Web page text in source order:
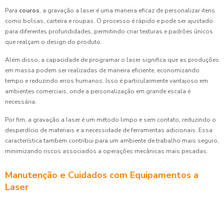
Para couros, a gravação a laser é uma maneira eficaz de personalizar itens
como bolsas, carteira e roupas. O processo é rápido e pode ser ajustado
para diferentes profundidades, permitindo criar texturas e padrões únicos
que realçam o design do produto.
Além disso, a capacidade de programar o laser significa que as produções
em massa podem ser realizadas de maneira eficiente, economizando
tempo e reduzindo erros humanos. Isso é particularmente vantajoso em
ambientes comerciais, onde a personalização em grande escala é
necessária.
Por fim, a gravação a laser é um método limpo e sem contato, reduzindo o
desperdício de materiais e a necessidade de ferramentas adicionais. Essa
característica também contribui para um ambiente de trabalho mais seguro,
minimizando riscos associados a operações mecânicas mais pesadas.
Manutenção e Cuidados com Equipamentos a
Laser